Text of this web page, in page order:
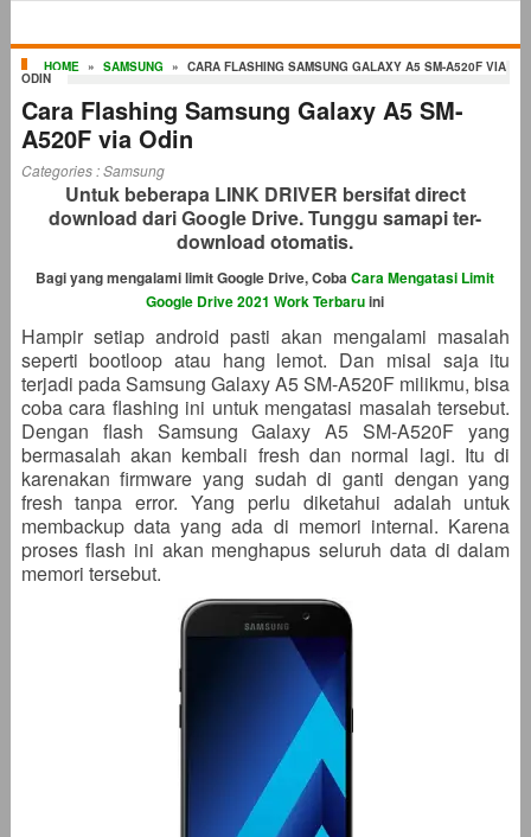
HOME » SAMSUNG » CARA FLASHING SAMSUNG GALAXY A5 SM-A520F VIA
ODIN
Cara Flashing Samsung Galaxy A5 SM-
A520F via Odin
Categories :Samsung
Untuk beberapa LINK DRIVER bersifat direct
download dari Google Drive. Tunggu samapi ter-
download otomatis.
Bagi yang mengalami limit Google Drive, CobaCara Mengatasi Limit
Google Drive 2021 Work Terbaruini
Hampir setiap android pasti akan mengalami masalah
seperti bootloop atau hang lemot. Dan misal saja itu
terjadi pada Samsung Galaxy A5 SM-A520F milikmu, bisa
coba cara flashing ini untuk mengatasi masalah tersebut.
Dengan flash Samsung Galaxy A5 SM-A520F yang
bermasalah akan kembali fresh dan normal lagi. Itu di
karenakan firmware yang sudah di ganti dengan yang
fresh tanpa error. Yang perlu diketahui adalah untuk
membackup data yang ada di memori internal. Karena
proses flash ini akan menghapus seluruh data di dalam
memori tersebut.